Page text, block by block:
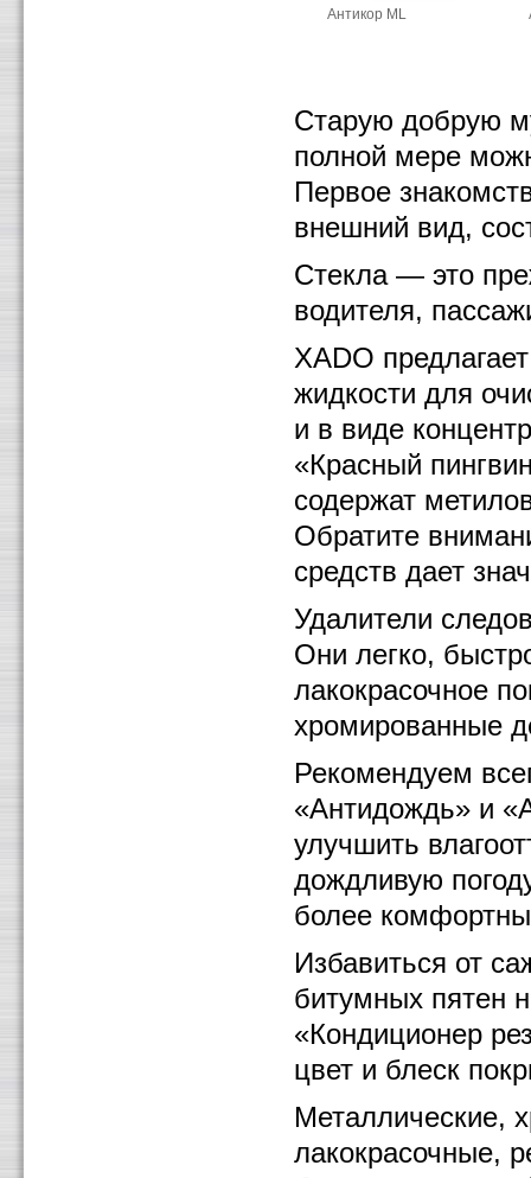
Антикор ML
Старую добрую
полной мере
Первое
внешний вид,
Стекла — это
водителя,
ХАDО
жидкости для
и в виде
«Красный
содержат
Обратите
средств дает
Удалители
Они легко,
лакокрасочное
хромированные
Рекомендуем
«Антидождь» и
улучшить
дождливую
более
Избавиться от
битумных пятен
«Кондиционер
цвет и блеск
Металлические,
лакокрасочные,